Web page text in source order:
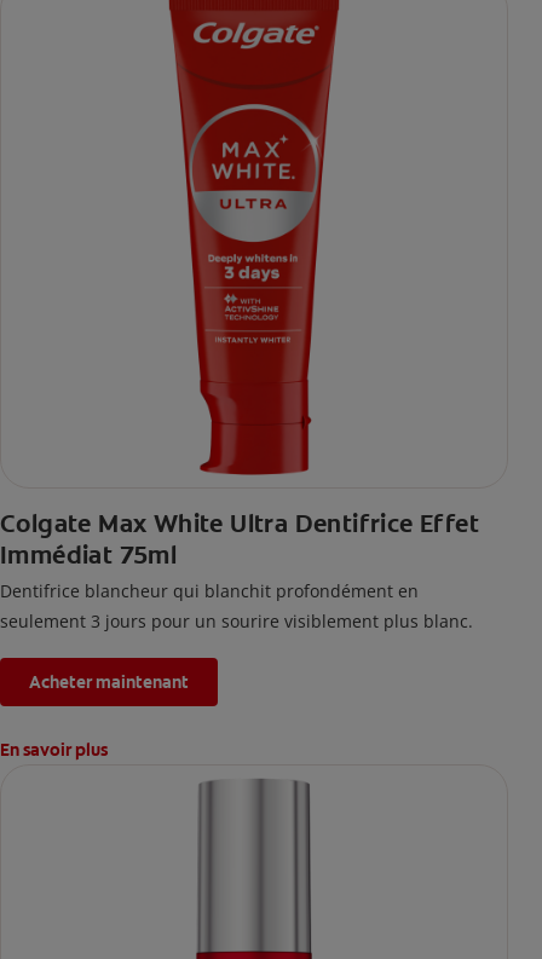
Colgate Max White Ultra Dentifrice Effet
Immédiat 75ml
Dentifrice blancheur qui blanchit profondément en
seulement 3 jours pour un sourire visiblement plus blanc.
Acheter maintenant
En savoir plus